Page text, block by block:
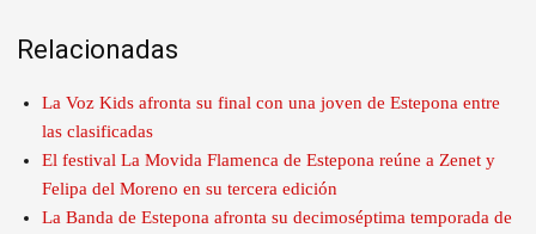
Relacionadas
La Voz Kids afronta su final con una joven de Estepona entre
las clasificadas
El festival La Movida Flamenca de Estepona reúne a Zenet y
Felipa del Moreno en su tercera edición
La Banda de Estepona afronta su decimoséptima temporada de